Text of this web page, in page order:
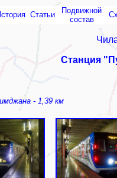
Статьи
Подвижной
состав
Станция
- 1,39 км